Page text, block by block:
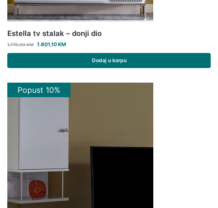
Estella tv stalak – donji dio
1.779,00KM 1.601,10KM
Dodaj u korpu
Popust 10%